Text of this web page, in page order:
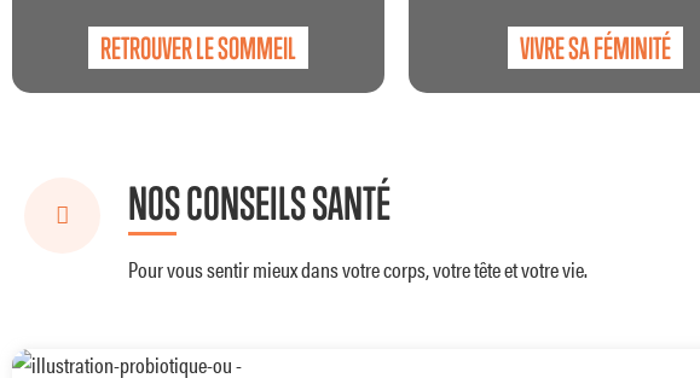
RETROUVER LE SOMMEIL VIVRE SA FÉMINITÉ
NOS CONSEILS SANTÉ
Pour vous sentir mieux dans votre corps, votre tête et votre vie.